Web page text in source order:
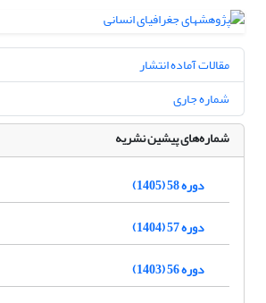
مقالات آماده انتشار
شماره جاری
شماره‌های پیشین نشریه
دوره 58 (1405)
دوره 57 (1404)
دوره 56 (1403)